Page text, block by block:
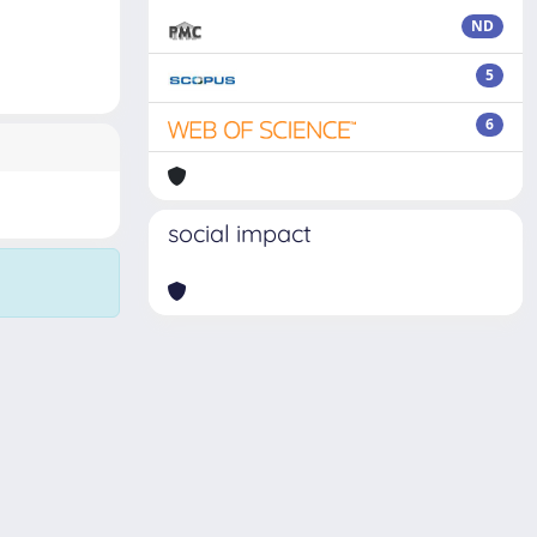
ND
5
6
social impact